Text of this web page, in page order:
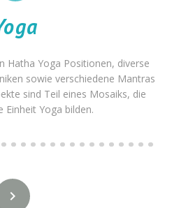
Hatha Yoga Positionen, diverse
sowie verschiedene Mantras
sind Teil eines Mosaiks, die
Einheit Yoga bilden.

